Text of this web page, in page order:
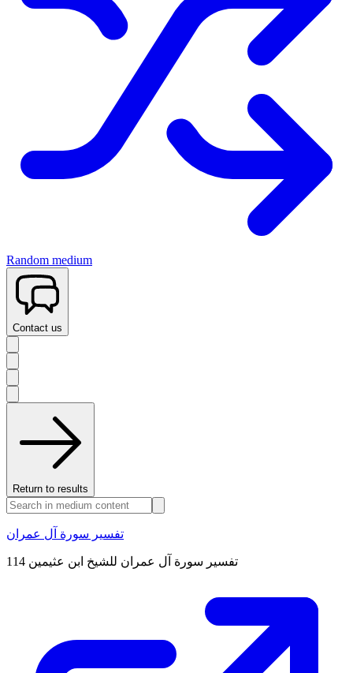
Random medium
Contact us
Return to results
تفسير سورة آل عمران
تفسير سورة آل عمران للشيخ ابن عثيمين 114